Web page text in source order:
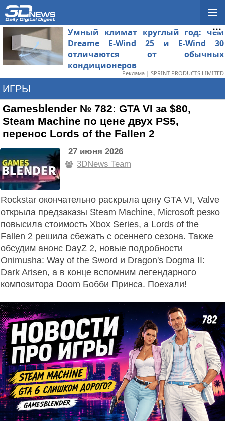
Умный климат круглый год: чем
Dreame E-Wind 25 и E-Wind 30
отличаются от обычных
кондиционеров
Реклама | SPRINT PRODUCTS LIMITED
ИГРЫ
Gamesblender № 782: GTA VI за $80,
Steam Machine по цене двух PS5,
перенос Lords of the Fallen 2
27 июня 2026
3DNews Team
Rockstar окончательно раскрыла цену GTA VI, Valve
открыла предзаказы Steam Machine, Microsoft резко
повысила стоимость Xbox Series, а Lords of the
Fallen 2 решила сбежать с осеннего сезона. Также
обсудим анонс DayZ 2, новые подробности
Onimusha: Way of the Sword и Dragon's Dogma II:
Dark Arisen, а в конце вспомним легендарного
композитора Doom Бобби Принса. Поехали!